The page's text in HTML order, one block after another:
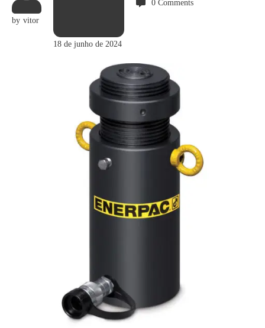
by vitor
18 de junho de 2024
0 Comments